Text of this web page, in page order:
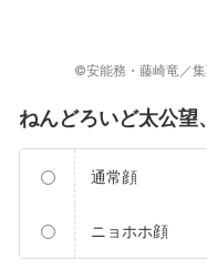
©安能務・藤崎竜／